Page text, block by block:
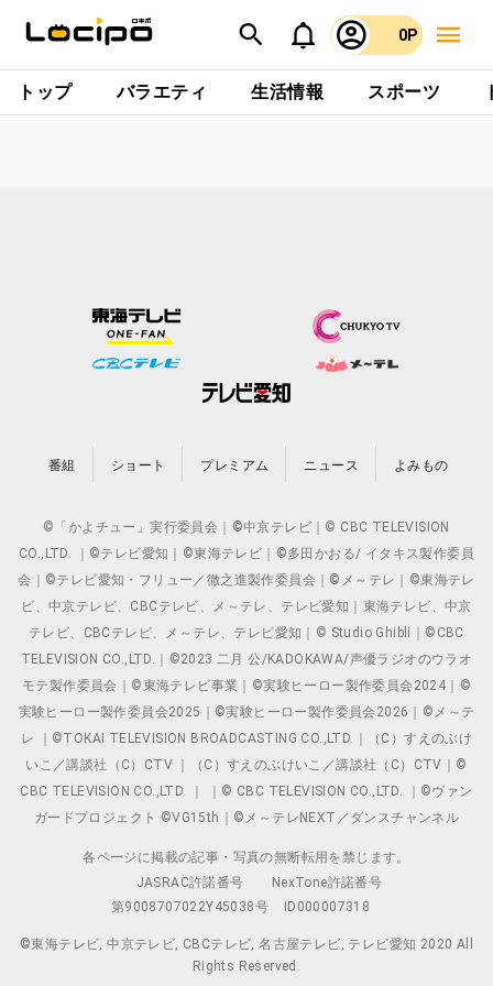
0P
トップ バラエティ 生活情報 スポーツ
番組 ショート プレミアム ニュース よみもの
©「かよチュー」実行委員会｜©中京テレビ｜© CBC TELEVISION
CO.,LTD. ｜©テレビ愛知｜©東海テレビ｜©多田かおる/ イタキス製作委員
会｜©テレビ愛知・フリュー／徹之進製作委員会｜©メ～テレ｜©東海テレ
ビ、中京テレビ、CBCテレビ、メ～テレ、テレビ愛知｜東海テレビ、中京
テレビ、CBCテレビ、メ～テレ、テレビ愛知｜© Studio Ghibli｜©CBC
TELEVISION CO.,LTD.｜©2023 二月 公/KADOKAWA/声優ラジオのウラオ
モテ製作委員会｜©東海テレビ事業｜©実験ヒーロー製作委員会2024｜©
実験ヒーロー製作委員会2025｜©実験ヒーロー製作委員会2026｜©メ～テ
レ ｜©TOKAI TELEVISION BROADCASTING CO.,LTD.｜（C）すえのぶけ
いこ／講談社（C）CTV ｜（C）すえのぶけいこ／講談社（C）CTV｜©
CBC TELEVISION CO.,LTD. ｜ ｜© CBC TELEVISION CO.,LTD. ｜©ヴァン
ガードプロジェクト ©VG15th｜©メ～テレNEXT／ダンスチャンネル
各ページに掲載の記事・写真の無断転用を禁じます。
JASRAC許諾番号
NexTone許諾番号
第9008707022Y45038号
ID000007318
©東海テレビ, 中京テレビ, CBCテレビ, 名古屋テレビ, テレビ愛知 2020 All
Rights Reserved.